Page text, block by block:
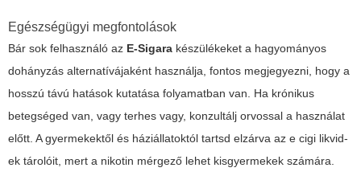
Egészségügyi megfontolások
Bár sok felhasználó az E-Sigara készülékeket a hagyományos
dohányzás alternatívájaként használja, fontos megjegyezni, hogy a
hosszú távú hatások kutatása folyamatban van. Ha krónikus
betegséged van, vagy terhes vagy, konzultálj orvossal a használat
előtt. A gyermekektől és háziállatoktól tartsd elzárva az e cigi likvid-
ek tárolóit, mert a nikotin mérgező lehet kisgyermekek számára.